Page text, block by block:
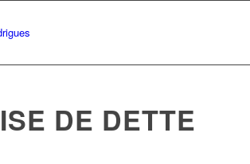
DE DETTE